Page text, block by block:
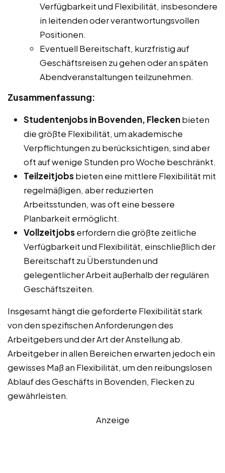
Verfügbarkeit und Flexibilität, insbesondere
in leitenden oder verantwortungsvollen
Positionen.
Eventuell Bereitschaft, kurzfristig auf
Geschäftsreisen zu gehen oder an späten
Abendveranstaltungen teilzunehmen.
Zusammenfassung:
Studentenjobs in Bovenden, Fleckenbieten
die größte Flexibilität, um akademische
Verpflichtungen zu berücksichtigen, sind aber
oft auf wenige Stunden pro Woche beschränkt.
Teilzeitjobsbieten eine mittlere Flexibilität mit
regelmäßigen, aber reduzierten
Arbeitsstunden, was oft eine bessere
Planbarkeit ermöglicht.
Vollzeitjobserfordern die größte zeitliche
Verfügbarkeit und Flexibilität, einschließlich der
Bereitschaft zu Überstunden und
gelegentlicher Arbeit außerhalb der regulären
Geschäftszeiten.
Insgesamt hängt die geforderte Flexibilität stark
von den spezifischen Anforderungen des
Arbeitgebers und der Art der Anstellung ab.
Arbeitgeber in allen Bereichen erwarten jedoch ein
gewisses Maß an Flexibilität, um den reibungslosen
Ablauf des Geschäfts in Bovenden, Flecken zu
gewährleisten.
Anzeige